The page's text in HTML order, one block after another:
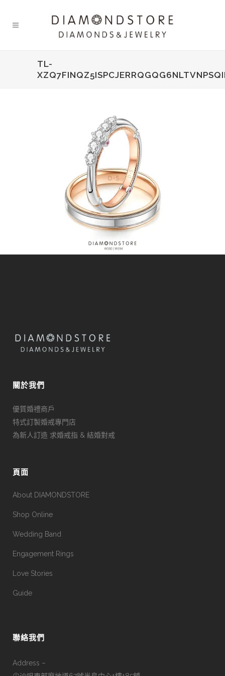
TL-
關於我們
優質婚禮商戶
特式訂製婚戒專門店
為新人訂造 求婚戒指 & 結婚對戒
頁面
About DIAMONDSTORE
Shop Online
Wedding Band
Engagement Rings
Love Stories
Guide
聯絡我們
Address –